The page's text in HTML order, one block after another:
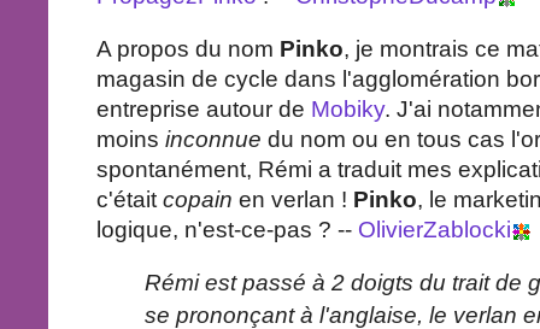
A propos du nom Pinko, je montrais ce
magasin de cycle dans l'agglomération
entreprise autour de Mobiky. J'ai
moins inconnue du nom ou en tous cas
spontanément, Rémi a traduit mes
c'était copain en verlan ! Pinko, le
logique, n'est-ce-pas ? -- OlivierZablocki
Rémi est passé à 2 doigts du trait de
se prononçant à l'anglaise, le verlan